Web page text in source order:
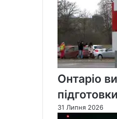
Онтаріо
31 Липня 2026